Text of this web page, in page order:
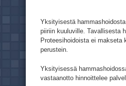
Yksityisestä
piiriin kuuluville. Tavallisesta
Proteesihoidoista ei
perustein.
Yksityisessä
vastaanotto hinnoittelee